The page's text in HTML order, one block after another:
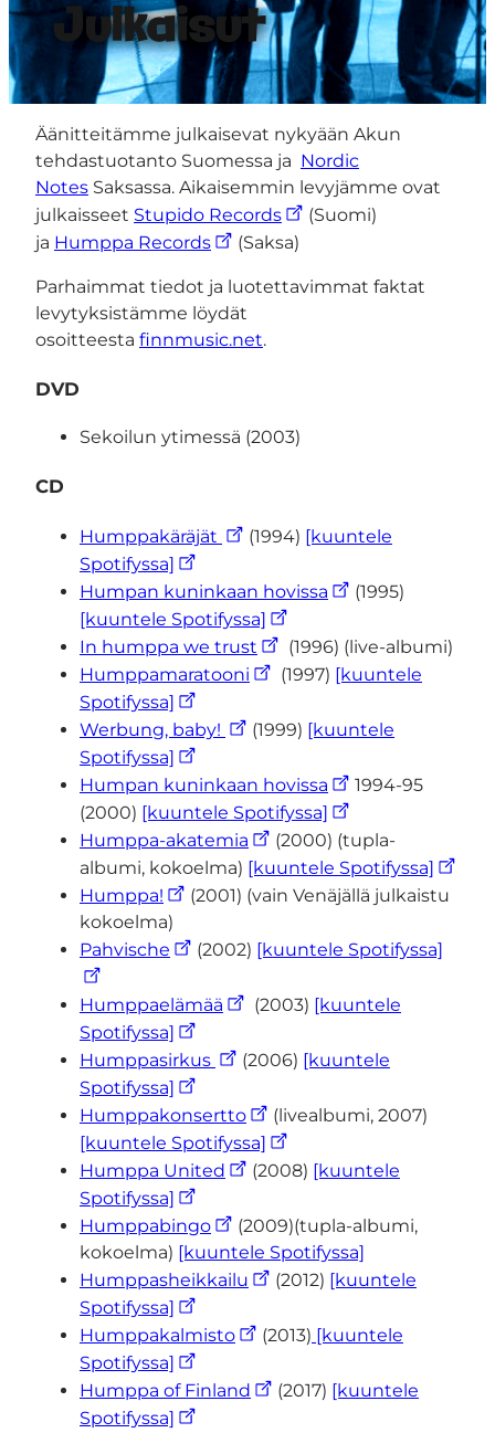
Julkaisut
Äänitteitämme julkaisevat nykyään Akun
tehdastuotanto Suomessa ja Nordic
Notes Saksassa. Aikaisemmin levyjämme ovat
julkaisseet Stupido Records
(Suomi)
ja Humppa Records (Saksa)
Parhaimmat tiedot ja luotettavimmat faktat
levytyksistämme löydät
osoitteesta finnmusic.net.
DVD
Sekoilun ytimessä (2003)
CD
Humppakäräjät (1994) [kuuntele
Spotifyssa]
Humpan kuninkaan hovissa
(1995)
[kuuntele Spotifyssa]
In humppa we trust
(1996) (live-albumi)
Humppamaratooni
(1997) [kuuntele
Spotifyssa]
Werbung, baby!
(1999) [kuuntele
Spotifyssa]
Humpan kuninkaan hovissa
1994-95
(2000) [kuuntele Spotifyssa]
Humppa-akatemia
(2000) (tupla-
albumi, kokoelma) [kuuntele Spotifyssa]
Humppa!
(2001) (vain Venäjällä julkaistu
kokoelma)
Pahvische
(2002) [kuuntele Spotifyssa]
Humppaelämää (2003) [kuuntele
Spotifyssa]
Humppasirkus
(2006) [kuuntele
Spotifyssa]
Humppakonsertto
(livealbumi, 2007)
[kuuntele Spotifyssa]
Humppa United
(2008) [kuuntele
Spotifyssa]
Humppabingo
(2009)(tupla-albumi,
kokoelma) [kuuntele Spotifyssa]
Humppasheikkailu
(2012) [kuuntele
Spotifyssa]
Humppakalmisto
(2013) [kuuntele
Spotifyssa]
Humppa of Finland
(2017) [kuuntele
Spotifyssa]